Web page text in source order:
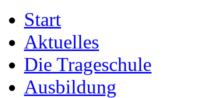
Start
Aktuelles
Die Trageschule
Ausbildung